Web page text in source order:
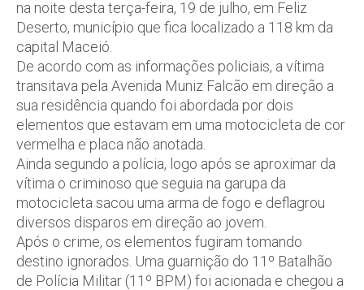
na noite desta terça-feira, 19 de julho, em Feliz
Deserto, município que fica localizado a 118 km da
capital Maceió.
De acordo com as informações policiais, a vítima
transitava pela Avenida Muniz Falcão em direção a
sua residência quando foi abordada por dois
elementos que estavam em uma motocicleta de cor
vermelha e placa não anotada.
Ainda segundo a polícia, logo após se aproximar da
vítima o criminoso que seguia na garupa da
motocicleta sacou uma arma de fogo e deflagrou
diversos disparos em direção ao jovem.
Após o crime, os elementos fugiram tomando
destino ignorados. Uma guarnição do 11º Batalhão
de Polícia Militar (11º BPM) foi acionada e chegou a